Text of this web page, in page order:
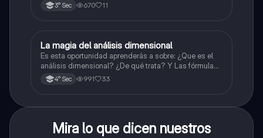
3° Sec 670 11
Física
La magia del análisis dimensional
Es esta oportunidad aprenderás a sobre: ¿Que es el
análisis dimensional? ¿De qué trata? Y Las fórmulas
de las magnitudes fundamentales y derivadas.
4° Sec 991 33
Mira lo que dicen nuestros